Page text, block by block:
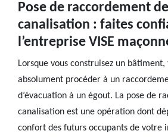
Pose de raccordement de
canalisation : faites
l’entreprise VISE
Lorsque vous construisez un bâtiment,
absolument procéder à un
d’évacuation à un égout. La pose de
canalisation est une opération dont
confort des futurs occupants de votre